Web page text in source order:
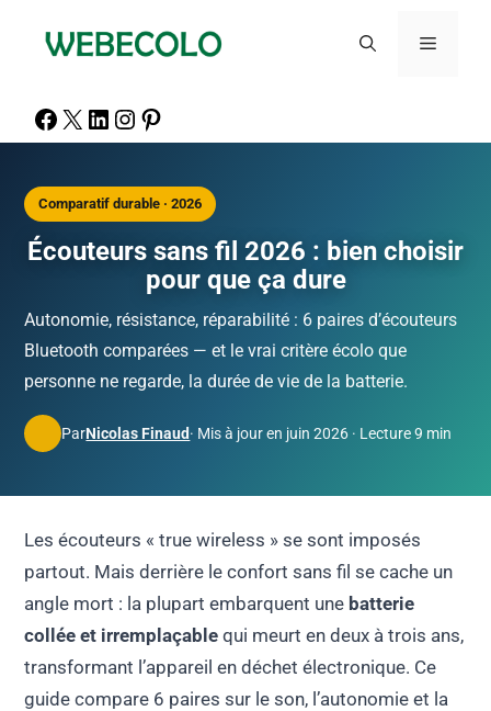
Comparatif durable · 2026
Écouteurs sans fil 2026 : bien choisir
pour que ça dure
Autonomie, résistance, réparabilité : 6 paires d’écouteurs
Bluetooth comparées — et le vrai critère écolo que
personne ne regarde, la durée de vie de la batterie.
ParNicolas Finaud· Mis à jour en juin 2026 · Lecture 9 min
Les écouteurs « true wireless » se sont imposés
partout. Mais derrière le confort sans fil se cache un
angle mort : la plupart embarquent une batterie
collée et irremplaçable qui meurt en deux à trois ans,
transformant l’appareil en déchet électronique. Ce
guide compare 6 paires sur le son, l’autonomie et la